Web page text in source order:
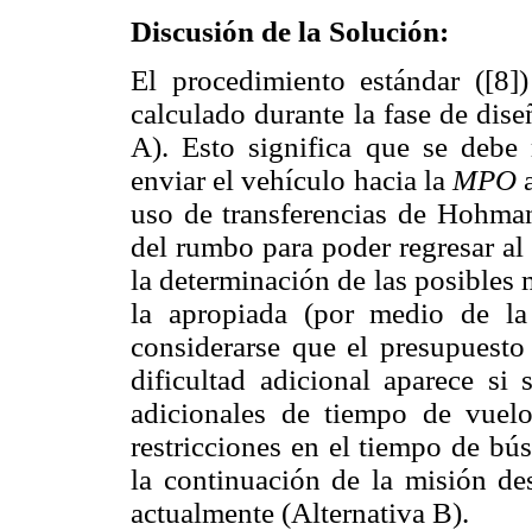
Discusión de la Solución:
El procedimiento estándar
calculado durante la fase de
A). Esto significa que se debe
enviar el vehículo hacia la MPO
uso de transferencias de
del rumbo para poder regresar
la determinación de las posibles
la apropiada (por medio de
considerarse que el
dificultad adicional aparece si
adicionales de tiempo de
restricciones en el tiempo de
la continuación de la misión
actualmente (Alternativa B).